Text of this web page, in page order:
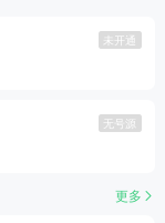
未开通
无号源
更多